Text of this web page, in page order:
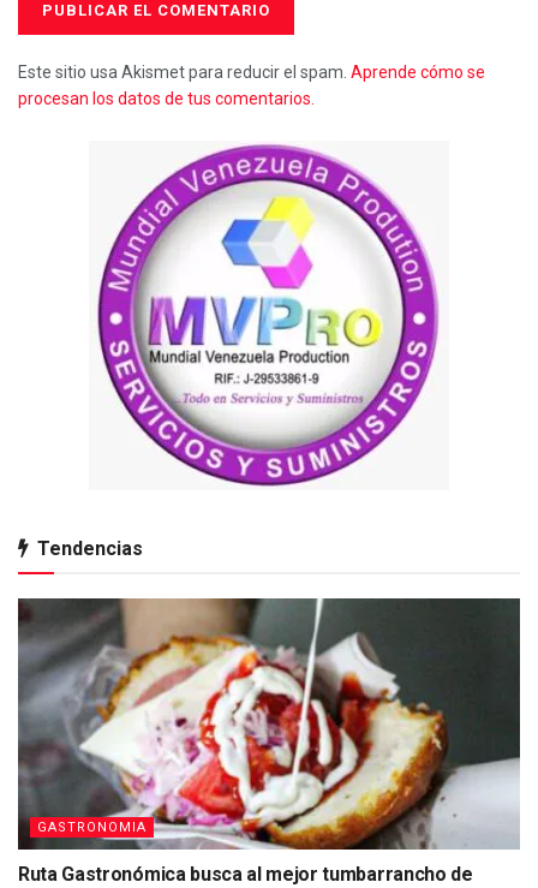
Este sitio usa Akismet para reducir el spam. Aprende cómo se
procesan los datos de tus comentarios.
Tendencias
GASTRONOMIA
Ruta Gastronómica busca al mejor tumbarrancho de